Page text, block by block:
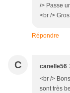
/> Passe
<br />
Répondre
C canelle56
<br />
sont très